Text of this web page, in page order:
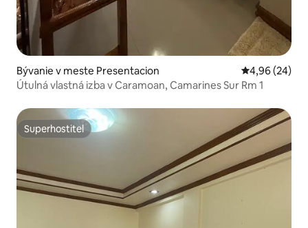
Bývanie v meste Presentacion Priemerné
4,96 (24)
Útulná vlastná izba v Caramoan, Camarines Sur Rm 1
Superhostiteľ
Superhostiteľ